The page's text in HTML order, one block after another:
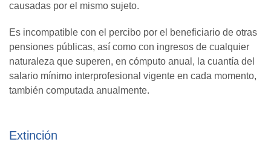
causadas por el mismo sujeto.
Es incompatible con el percibo por el beneficiario de otras
pensiones públicas, así como con ingresos de cualquier
naturaleza que superen, en cómputo anual, la cuantía del
salario mínimo interprofesional vigente en cada momento,
también computada anualmente.
Extinción